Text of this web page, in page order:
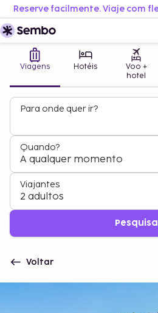
Viagens Hotéis
Voo +
hotel
Para onde quer ir?
Quando?
A qualquer momento
Viajantes
2 adultos
Pesquisa
Voltar